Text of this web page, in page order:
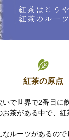
紅茶の原点
で世界で2番目に
お茶がある中で、
ルーツがあるので